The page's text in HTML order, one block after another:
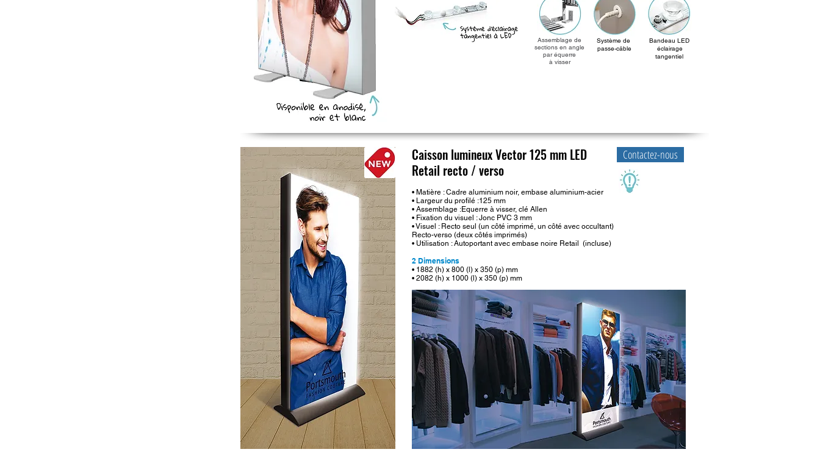
Assemblage de
sections en angle
par équerre
à visser
Système de
passe-câble
Bandeau LED
éclairage
tangentiel
Caisson lumineux Vector 125 mm LED
Retail recto / verso
• Matière : Cadre aluminium noir, embase aluminium-acier
• Largeur du profilé :125 mm
• Assemblage :Equerre à visser, clé Allen
• Fixation du visuel : Jonc PVC 3 mm
• Visuel : Recto seul (un côté imprimé, un côté avec occultant)
Recto-verso (deux côtés imprimés)
• Utilisation : Autoportant avec embase noire Retail (incluse)
2 Dimensions
• 1882 (h) x 800 (l) x 350 (p) mm
• 2082 (h) x 1000 (l) x 350 (p) mm
Contactez-nous